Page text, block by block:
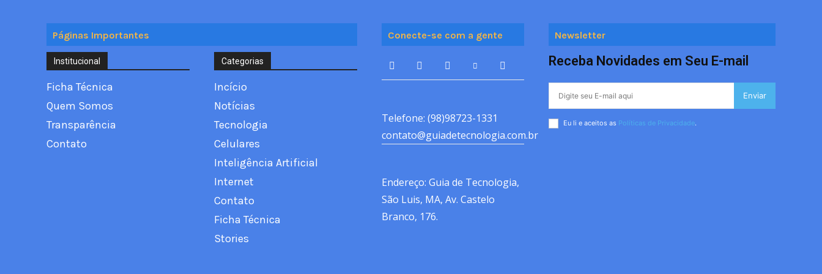
Páginas Importantes
Institucional
Ficha Técnica
Quem Somos
Transparência
Contato
Categorias
Incício
Notícias
Tecnologia
Celulares
Inteligência Artificial
Internet
Contato
Ficha Técnica
Stories
Conecte-se com a gente
Telefone: (98)98723-1331
contato@guiadetecnologia.com.br
Endereço: Guia de Tecnologia,
São Luis, MA, Av. Castelo
Branco, 176.
Newsletter
Receba Novidades em Seu E-mail
Enviar
Eu li e aceitos as Políticas de Privacidade.